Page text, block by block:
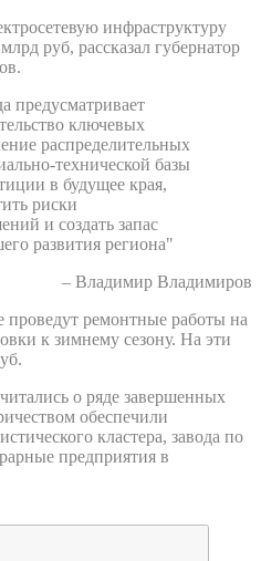
инфраструктуру
руб, рассказал губернатор
предусматривает
ключевых
распределительных
технической базы
в будущее края,
риски
и создать запас
развития региона"
– Владимир Владимиров
ремонтные работы на
к зимнему сезону. На эти
о ряде завершенных
обеспечили
кластера, завода по
предприятия в